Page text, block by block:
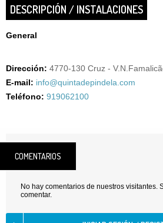
DESCRIPCIÓN / INSTALACIONES
General
Dirección: 4770-130 Cruz -
E-mail: info@quintadepindela.com
Teléfono: 919062100
COMENTARIOS
No hay comentarios de nuestros visitantes.
comentar.